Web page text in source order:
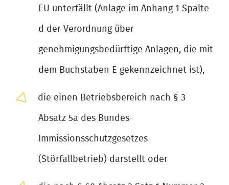
EU unterfällt (Anlage im Anhang 1 Spalte
d der Verordnung über
genehmigungsbedürftige Anlagen, die mit
dem Buchstaben E gekennzeichnet ist),
die einen Betriebsbereich nach § 3
Absatz 5a des Bundes-
Immissionsschutzgesetzes
(Störfallbetrieb) darstellt oder